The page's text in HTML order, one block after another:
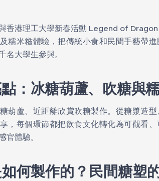
香港理工大學新春活動 Legend of
糯米糍體驗，把傳統小食和民間手藝帶進
名大學生參與。
：冰糖葫蘆、吹糖與
葫蘆、近距離欣賞吹糖製作。從糖漿造型
，每個環節都把飲食文化轉化為可觀看、
官體驗。
何製作的？民間糖塑